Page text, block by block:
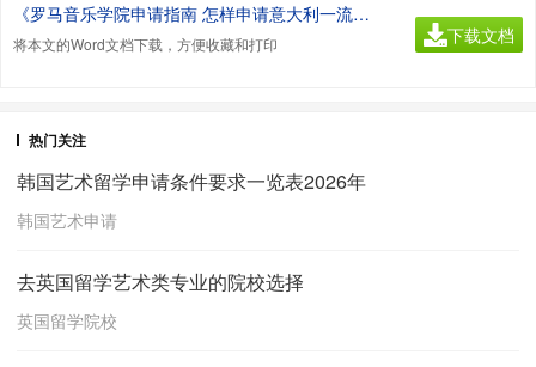
《罗马音乐学院申请指南 怎样申请意大利一流艺术学院.doc》
将本文的Word文档下载，方便收藏和打印 下载文档
热门关注
韩国艺术留学申请条件要求一览表2026年
韩国艺术申请
去英国留学艺术类专业的院校选择
英国留学院校